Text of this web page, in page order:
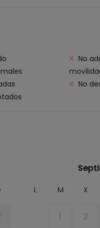
No
L M X
1 2